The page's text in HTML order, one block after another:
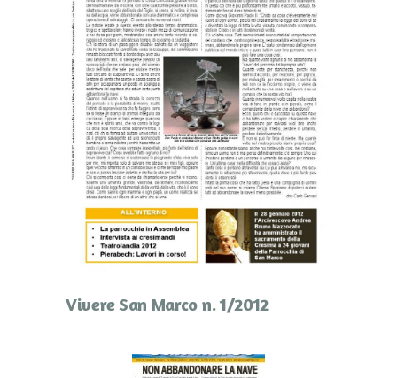
Vivere San Marco n. 1/2012